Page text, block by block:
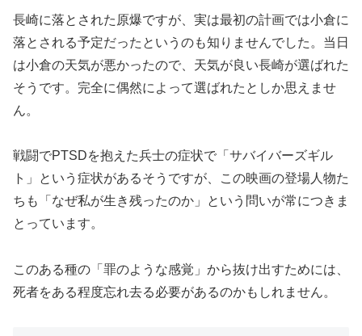
長崎に落とされた原爆ですが、実は最初の計画では小倉に
落とされる予定だったというのも知りませんでした。当日
は小倉の天気が悪かったので、天気が良い長崎が選ばれた
そうです。完全に偶然によって選ばれたとしか思えませ
ん。
戦闘でPTSDを抱えた兵士の症状で「サバイバーズギル
ト」という症状があるそうですが、この映画の登場人物た
ちも「なぜ私が生き残ったのか」という問いが常につきま
とっています。
このある種の「罪のような感覚」から抜け出すためには、
死者をある程度忘れ去る必要があるのかもしれません。